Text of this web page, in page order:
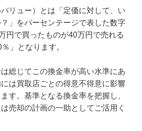
リュー）とは「定価に対して、い
」をパーセンテージで表した数字
円で買ったものが40万円で売れる
」となります。
総じてこの換金率が高い水準にあ
は買取店ごとの得意不得意に影響
す。基準となる換金率を把握し、
売却の計画の一助としてご活用く